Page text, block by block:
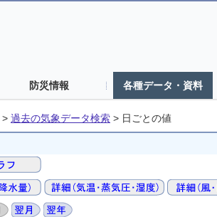
防災情報 各種データ・資料
> 過去の気象データ検索 > 日ごとの値